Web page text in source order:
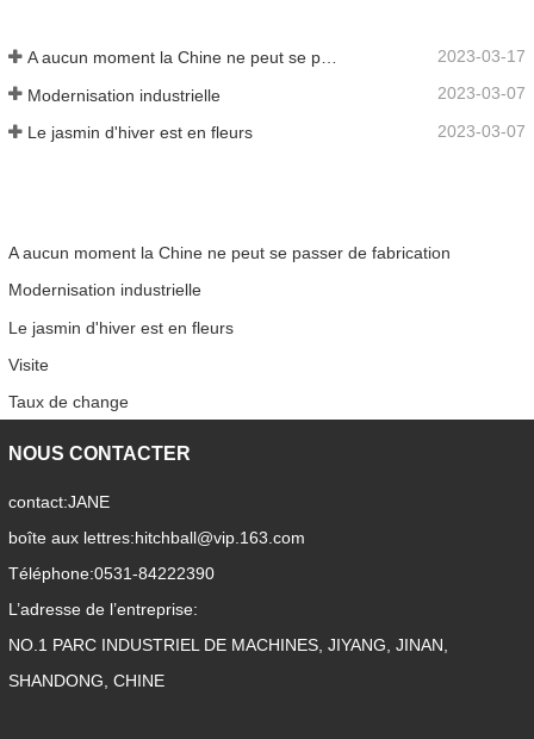
A aucun moment la Chine ne peut se passer de fabrication 2023-03-17
Modernisation industrielle 2023-03-07
Le jasmin d'hiver est en fleurs 2023-03-07
A aucun moment la Chine ne peut se passer de fabrication
Modernisation industrielle
Le jasmin d'hiver est en fleurs
Visite
Taux de change
NOUS CONTACTER
contact:JANE
boîte aux lettres:hitchball@vip.163.com
Téléphone:0531-84222390
L’adresse de l’entreprise:
NO.1 PARC INDUSTRIEL DE MACHINES, JIYANG, JINAN,
SHANDONG, CHINE